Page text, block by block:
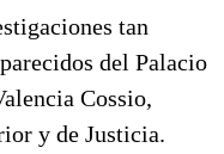
tan
del Palacio
Cossio,
y de Justicia.